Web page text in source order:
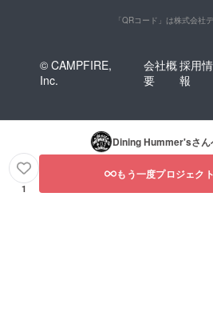
「QRコード」は株式会社
© CAMPFIRE,
Inc.
会社概
要
採用情
報
Dining Hummer'sさ
1
もう一度プロジェク